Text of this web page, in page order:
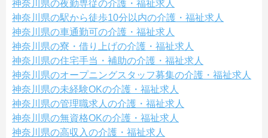
神奈川県の夜勤専従の介護・福祉求人
神奈川県の駅から徒歩10分以内の介護・福祉求人
神奈川県の車通勤可の介護・福祉求人
神奈川県の寮・借り上げの介護・福祉求人
神奈川県の住宅手当・補助の介護・福祉求人
神奈川県のオープニングスタッフ募集の介護・福祉求人
神奈川県の未経験OKの介護・福祉求人
神奈川県の管理職求人の介護・福祉求人
神奈川県の無資格OKの介護・福祉求人
神奈川県の高収入の介護・福祉求人